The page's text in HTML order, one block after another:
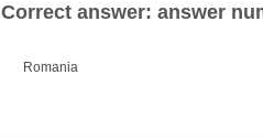
Correct answer: answer
Romania